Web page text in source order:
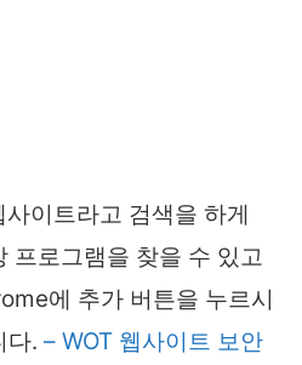
이트라고 검색을 하게
프로그램을 찾을 수 있고
에 추가 버튼을 누르시
다. – WOT 웹사이트 보안